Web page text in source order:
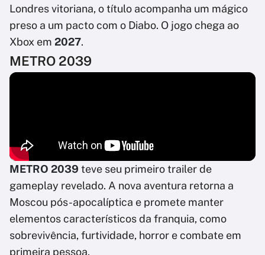
Londres vitoriana, o título acompanha um mágico
preso a um pacto com o Diabo. O jogo chega ao
Xbox em 2027.
METRO 2039
METRO 2039 teve seu primeiro trailer de
gameplay revelado. A nova aventura retorna a
Moscou pós-apocalíptica e promete manter
elementos característicos da franquia, como
sobrevivência, furtividade, horror e combate em
primeira pessoa.